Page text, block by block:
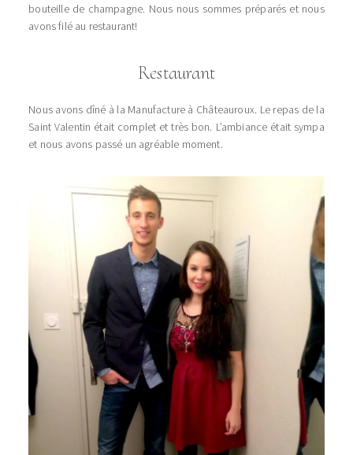
bouteille de champagne. Nous nous sommes préparés et nous
avons filé au restaurant!
Restaurant
Nous avons dîné à la Manufacture à Châteauroux. Le repas de la
Saint Valentin était complet et très bon. L’ambiance était sympa
et nous avons passé un agréable moment.